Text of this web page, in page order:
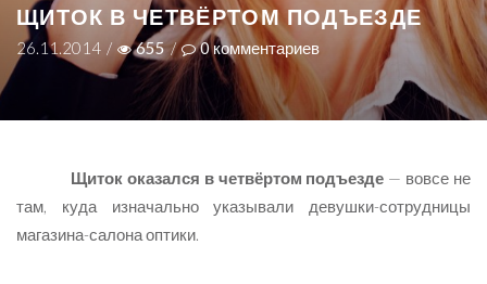
ЩИТОК В ЧЕТВЁРТОМ ПОДЪЕЗДЕ
26.11.2014 / 655 / 0 комментариев
Щиток оказался в четвёртом подъезде — вовсе не
там, куда изначально указывали девушки-сотрудницы
магазина-салона оптики.